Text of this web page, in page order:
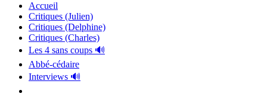
Accueil
Critiques (Julien)
Critiques (Delphine)
Critiques (Charles)
Les 4 sans coups 🔊
Abbé-cédaire
Interviews 🔊